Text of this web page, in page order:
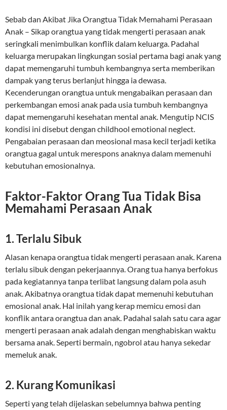
Sebab dan Akibat Jika Orangtua Tidak Memahami Perasaan
Anak – Sikap orangtua yang tidak mengerti perasaan anak
seringkali menimbulkan konflik dalam keluarga. Padahal
keluarga merupakan lingkungan sosial pertama bagi anak yang
dapat memengaruhi tumbuh kembangnya serta memberikan
dampak yang terus berlanjut hingga ia dewasa.
Kecenderungan orangtua untuk mengabaikan perasaan dan
perkembangan emosi anak pada usia tumbuh kembangnya
dapat memengaruhi kesehatan mental anak. Mengutip NCIS
kondisi ini disebut dengan childhool emotional neglect.
Pengabaian perasaan dan meosional masa kecil terjadi ketika
orangtua gagal untuk merespons anaknya dalam memenuhi
kebutuhan emosionalnya.
Faktor-Faktor Orang Tua Tidak Bisa
Memahami Perasaan Anak
1. Terlalu Sibuk
Alasan kenapa orangtua tidak mengerti perasaan anak. Karena
terlalu sibuk dengan pekerjaannya. Orang tua hanya berfokus
pada kegiatannya tanpa terlibat langsung dalam pola asuh
anak. Akibatnya orangtua tidak dapat memenuhi kebutuhan
emosional anak. Hal inilah yang kerap memicu emosi dan
konflik antara orangtua dan anak. Padahal salah satu cara agar
mengerti perasaan anak adalah dengan menghabiskan waktu
bersama anak. Seperti bermain, ngobrol atau hanya sekedar
memeluk anak.
2. Kurang Komunikasi
Seperti yang telah dijelaskan sebelumnya bahwa penting